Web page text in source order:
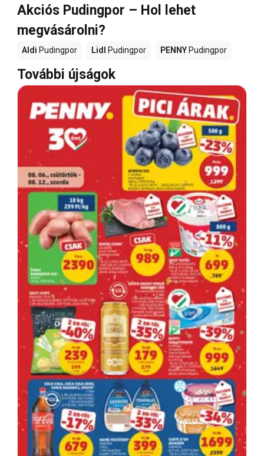
Akciós Pudingpor – Hol lehet
megvásárolni?
Aldi Pudingpor Lidl Pudingpor PENNY Pudingpor
További újságok